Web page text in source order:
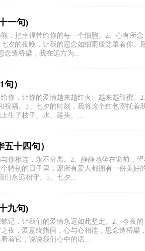
一句)
，把幸福带给你的每一个细胞。2、心有所
夕的夜晚，让我的思念如细雨般笼罩着你。
念造桥梁，我在远方为...
）
你，让你的爱情越来越红火、越来越甜蜜
祝福。3、七夕的时刻，我将这个红包寄托着
生了枝子、水、莲头。...
十四句）
你相连，永不分离。2、静静地坐在窗前，
特别的日子里，愿所有爱人都拥有一份美好
们永远相守。5、七夕...
九句)
记，让我们的爱情永远如此坚定。2、今夜
夜，爱意绕指间，心与心相连，思念造桥梁
着它，说说我们心中的话...